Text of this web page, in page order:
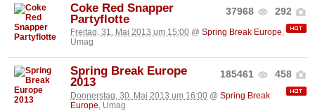
37968 292
Coke Red Snapper
Partyflotte
Freitag, 31. Mai 2013 um 15:00 @ Spring Break Europe,
Umag
185461 458
Spring Break Europe
2013
Donnerstag, 30. Mai 2013 um 16:00 @ Spring Break
Europe , Umag